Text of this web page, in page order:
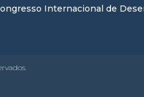
Internacional de